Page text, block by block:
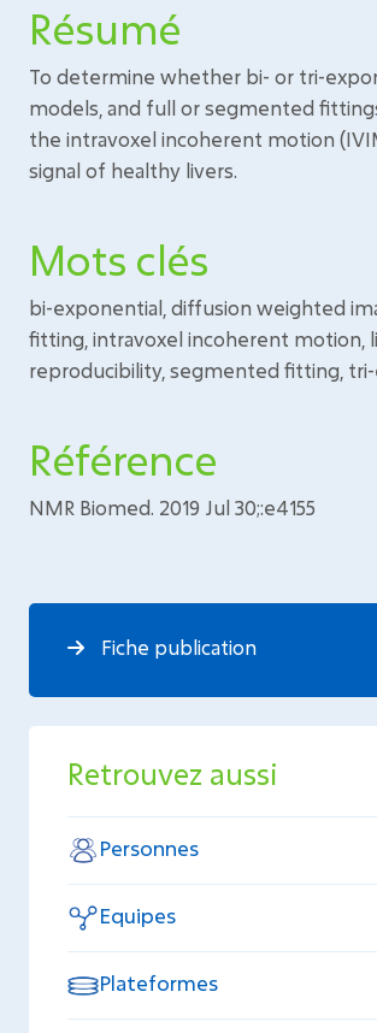
Résumé
To determine whether bi- or tri-
models, and full or segmented
the intravoxel incoherent motion
signal of healthy livers.
Mots clés
bi-exponential, diffusion weighted
fitting, intravoxel incoherent motion,
reproducibility, segmented fitting,
Référence
NMR Biomed. 2019 Jul 30;:e4155
Fiche publication
Retrouvez aussi
Personnes
Equipes
Plateformes